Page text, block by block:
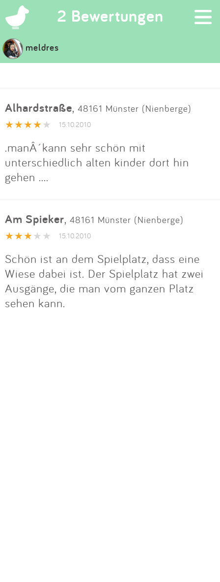
2 Bewertungen ×
Suchen
App
Blog
Partner
Impressum
Anmelden
meldres
Alhardstraße, 48161 Münster (Nienberge)
15.10.2010
.manÂ´kann sehr schön mit
unterschiedlich alten kinder dort hin
gehen ....
Am Spieker, 48161 Münster (Nienberge)
15.10.2010
Schön ist an dem Spielplatz, dass eine
Wiese dabei ist. Der Spielplatz hat zwei
Ausgänge, die man vom ganzen Platz
sehen kann.